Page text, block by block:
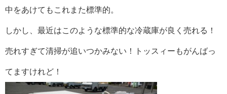
中をあけてもこれまた標準的。
しかし、最近はこのような標準的な冷蔵庫が良く売れる！
売れすぎて清掃が追いつかみない！トッスィーもがんばっ
てますけれど！